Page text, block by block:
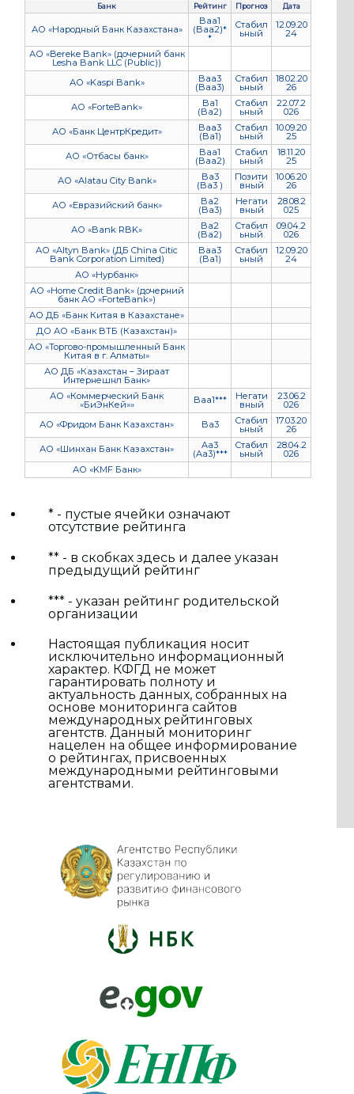
Банк Рейтинг Прогноз Дата
АО «Народный Банк Казахстана»
Baa1
(Baa2)*
*
Стабил
ьный
12.09.20
24
АО «Bereke Bank» (дочерний банк
Lesha Bank LLC (Public))
АО «Kaspi Bank»
Baa3
(Baa3)
Стабил
ьный
18.02.20
26
АО «ForteBank»
Ba1
(Ba2)
Стабил
ьный
22.07.2
026
АО «Банк ЦентрКредит»
Baa3
(Ba1)
Стабил
ьный
10.09.20
25
АО «Отбасы банк»
Baa1
(Baa2)
Стабил
ьный
18.11.20
25
АО «Alatau City Bank»
Ba3
(Ba3 )
Позити
вный
10.06.20
26
АО «Евразийский банк»
Ba2
(Ba3)
Негати
вный
28.08.2
025
АО «Bank RBK»
Ba2
(Ba2)
Стабил
ьный
09.04.2
026
АО «Altyn Bank» (ДБ China Citic
Bank Corporation Limited)
Baa3
(Ba1)
Стабил
ьный
12.09.20
24
АО «Нурбанк»
АО «Home Credit Bank» (дочерний
банк АО «ForteBank»)
АО ДБ «Банк Китая в Казахстане»
ДО АО «Банк ВТБ (Казахстан)»
АО «Торгово-промышленный Банк
Китая в г. Алматы»
АО ДБ «Казахстан – Зираат
Интернешнл Банк»
АО «Коммерческий Банк
«БиЭнКей»» Baa1*** Негати
вный
23.06.2
026
АО «Фридом Банк Казахстан»
Ba3 Стабил
ьный
17.03.20
26
АО «Шинхан Банк Казахстан»
Aa3
(Aa3)***
Стабил
ьный
28.04.2
026
АО «KMF Банк»
* - пустые ячейки означают
отсутствие рейтинга
** - в скобках здесь и далее указан
предыдущий рейтинг
*** - указан рейтинг родительской
организации
Настоящая публикация носит
исключительно информационный
характер. КФГД не может
гарантировать полноту и
актуальность данных, собранных на
основе мониторинга сайтов
международных рейтинговых
агентств. Данный мониторинг
нацелен на общее информирование
о рейтингах, присвоенных
международными рейтинговыми
агентствами.